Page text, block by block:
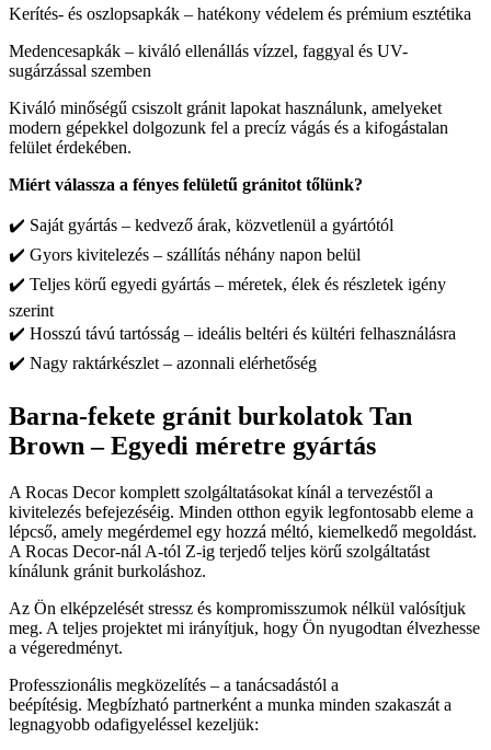
Kerítés- és oszlopsapkák – hatékony védelem és prémium esztétika
Medencesapkák – kiváló ellenállás vízzel, faggyal és UV-
sugárzással szemben
Kiváló minőségű csiszolt gránit lapokat használunk, amelyeket
modern gépekkel dolgozunk fel a precíz vágás és a kifogástalan
felület érdekében.
Miért válassza a fényes felületű gránitot tőlünk?
✔️ Saját gyártás – kedvező árak, közvetlenül a gyártótól
✔️ Gyors kivitelezés – szállítás néhány napon belül
✔️ Teljes körű egyedi gyártás – méretek, élek és részletek igény
szerint
✔️ Hosszú távú tartósság – ideális beltéri és kültéri felhasználásra
✔️ Nagy raktárkészlet – azonnali elérhetőség
Barna-fekete gránit burkolatok Tan
Brown – Egyedi méretre gyártás
A Rocas Decor komplett szolgáltatásokat kínál a tervezéstől a
kivitelezés befejezéséig. Minden otthon egyik legfontosabb eleme a
lépcső, amely megérdemel egy hozzá méltó, kiemelkedő megoldást.
A Rocas Decor-nál A-tól Z-ig terjedő teljes körű szolgáltatást
kínálunk gránit burkoláshoz.
Az Ön elképzelését stressz és kompromisszumok nélkül valósítjuk
meg. A teljes projektet mi irányítjuk, hogy Ön nyugodtan élvezhesse
a végeredményt.
Professzionális megközelítés – a tanácsadástól a
beépítésig. Megbízható partnerként a munka minden szakaszát a
legnagyobb odafigyeléssel kezeljük: